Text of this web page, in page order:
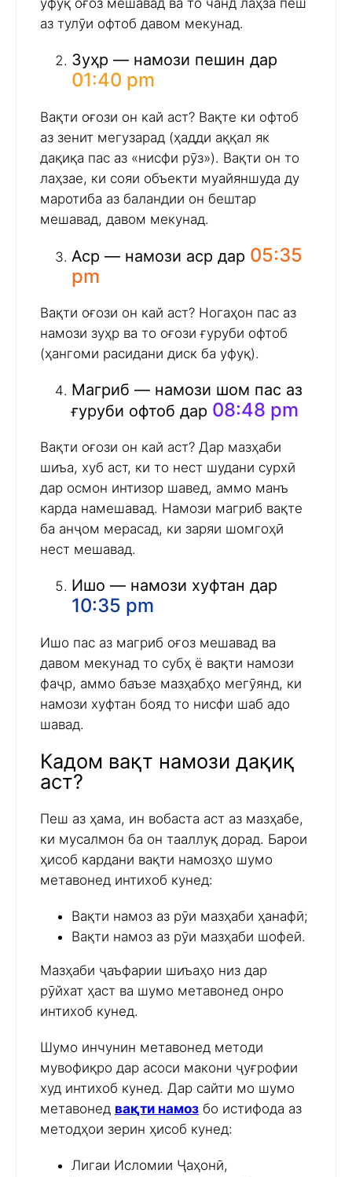
аз тулӯи офтоб давом мекунад.
Зуҳр — намози пешин дар
01:40 pm
Вақти оғози он кай аст? Вақте ки офтоб
аз зенит мегузарад (ҳадди аққал як
дақиқа пас аз «нисфи рӯз»). Вақти он то
лаҳзае, ки сояи объекти муайяншуда ду
маротиба аз баландии он бештар
мешавад, давом мекунад.
Аср — намози аср дар 05:35
pm
Вақти оғози он кай аст? Ногаҳон пас аз
намози зуҳр ва то оғози ғуруби офтоб
(ҳангоми расидани диск ба уфуқ).
Магриб — намози шом пас аз
ғуруби офтоб дар 08:48 pm
Вақти оғози он кай аст? Дар мазҳаби
шиъа, хуб аст, ки то нест шудани сурхӣ
дар осмон интизор шавед, аммо манъ
карда намешавад. Намози магриб вақте
ба анҷом мерасад, ки заряи шомгоҳӣ
нест мешавад.
Ишо — намози хуфтан дар
10:35 pm
Ишо пас аз магриб оғоз мешавад ва
давом мекунад то субҳ ё вақти намози
фаҷр, аммо баъзе мазҳабҳо мегӯянд, ки
намози хуфтан бояд то нисфи шаб адо
шавад.
Кадом вақт намози дақиқ
аст?
Пеш аз ҳама, ин вобаста аст аз мазҳабе,
ки мусалмон ба он тааллуқ дорад. Барои
ҳисоб кардани вақти намозҳо шумо
метавонед интихоб кунед:
Вақти намоз аз рӯи мазҳаби ҳанафӣ;
Вақти намоз аз рӯи мазҳаби шофеӣ.
Мазҳаби ҷаъфарии шиъаҳо низ дар
рӯйхат ҳаст ва шумо метавонед онро
интихоб кунед.
Шумо инчунин метавонед методи
мувофиқро дар асоси макони ҷуғрофии
худ интихоб кунед. Дар сайти мо шумо
метавонед вақти намоз бо истифода аз
методҳои зерин ҳисоб кунед:
Лигаи Исломии Ҷаҳонӣ,